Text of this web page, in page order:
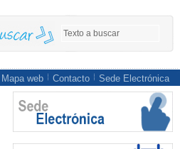
Mapa web Contacto Sede Electrónica